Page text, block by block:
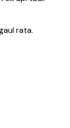
rata.